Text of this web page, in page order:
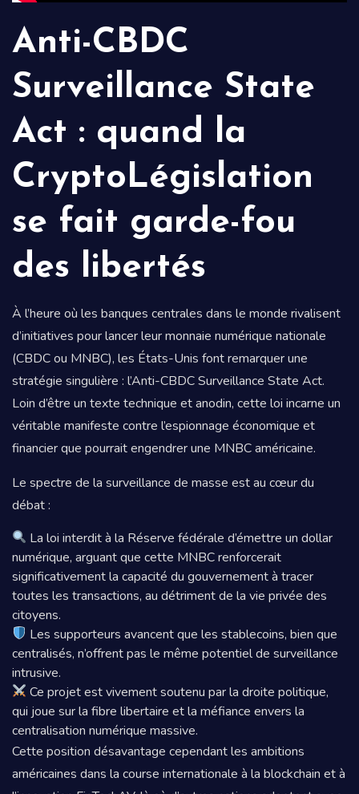
Anti-CBDC
Surveillance State
Act : quand la
CryptoLégislation
se fait garde-fou
des libertés
À l’heure où les banques centrales dans le monde rivalisent
d’initiatives pour lancer leur monnaie numérique nationale
(CBDC ou MNBC), les États-Unis font remarquer une
stratégie singulière : l’Anti-CBDC Surveillance State Act.
Loin d’être un texte technique et anodin, cette loi incarne un
véritable manifeste contre l’espionnage économique et
financier que pourrait engendrer une MNBC américaine.
Le spectre de la surveillance de masse est au cœur du
débat :
La loi interdit à la Réserve fédérale d’émettre un dollar
numérique, arguant que cette MNBC renforcerait
significativement la capacité du gouvernement à tracer
toutes les transactions, au détriment de la vie privée des
citoyens.
Les supporteurs avancent que les stablecoins, bien que
centralisés, n’offrent pas le même potentiel de surveillance
intrusive.
Ce projet est vivement soutenu par la droite politique,
qui joue sur la fibre libertaire et la méfiance envers la
centralisation numérique massive.
Cette position désavantage cependant les ambitions
américaines dans la course internationale à la blockchain et à